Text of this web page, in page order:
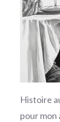
Histoire
pour mon